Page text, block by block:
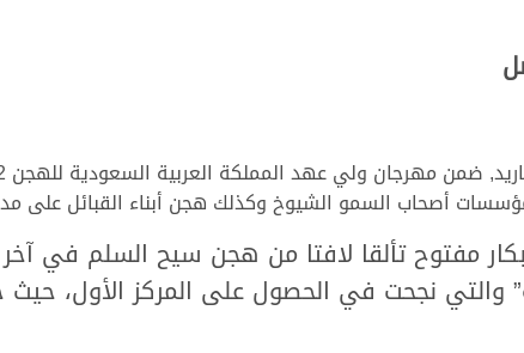
الشيوخ وكذلك هجن أبناء القبائل على مدار 12 شوطاً من مسافة الـ 2
مفتوح تألقا لافتا من هجن سيح السلم في آخر